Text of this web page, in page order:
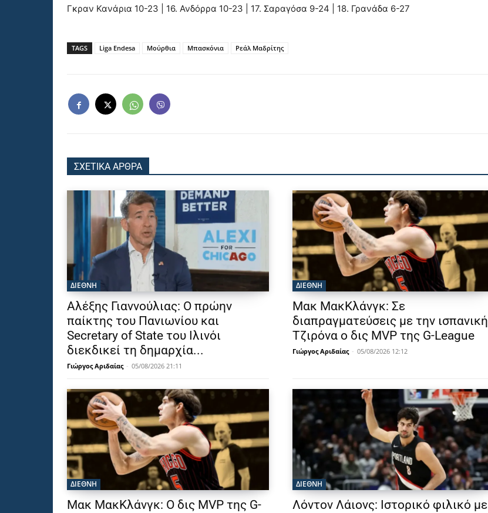
Γκραν Κανάρια 10-23 | 16. Ανδόρρα 10-23 | 17. Σαραγόσα 9-24 | 18. Γρανάδα 6-27
TAGS Liga Endesa Μούρθια Μπασκόνια Ρεάλ Μαδρίτης
ΣΧΕΤΙΚΑ ΑΡΘΡΑ
ΔΙΕΘΝΗ
Αλέξης Γιαννούλιας: Ο πρώην
παίκτης του Πανιωνίου και
Secretary of State του Ιλινόι
διεκδικεί τη δημαρχία...
Γιώργος Αριδαίας - 05/08/2026 21:11
ΔΙΕΘΝΗ
Μακ ΜακΚλάνγκ: Σε
διαπραγματεύσεις με την ισπανική
Τζιρόνα ο δις MVP της G-League
Γιώργος Αριδαίας - 05/08/2026 12:12
ΔΙΕΘΝΗ
Μακ ΜακΚλάνγκ: Ο δις MVP της G-
ΔΙΕΘΝΗ
Λόντον Λάιονς: Ιστορικό φιλικό με